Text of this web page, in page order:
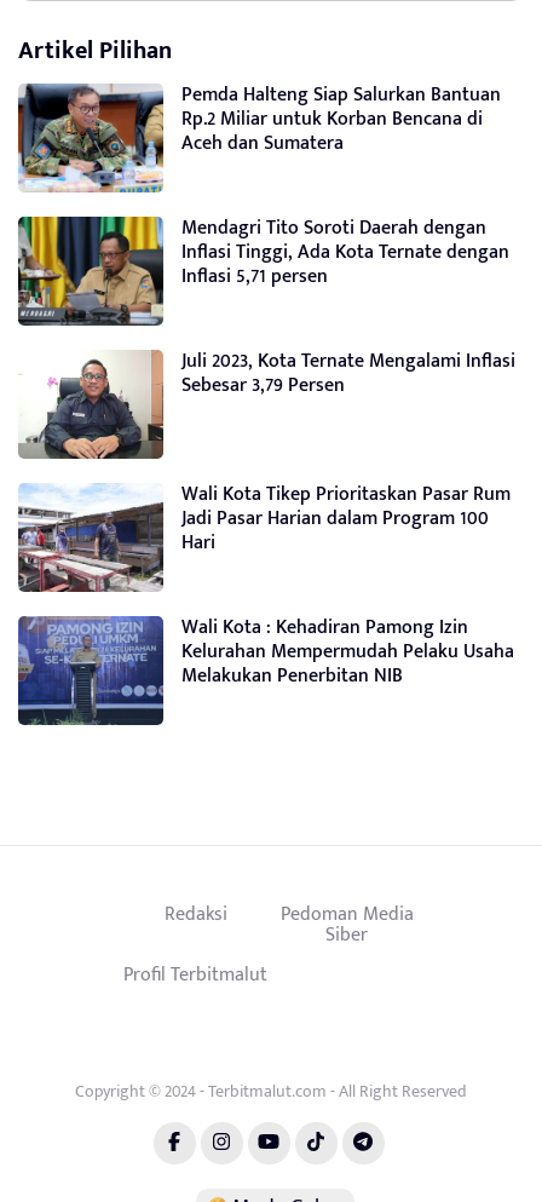
Artikel Pilihan
Pemda Halteng Siap Salurkan Bantuan
Rp.2 Miliar untuk Korban Bencana di
Aceh dan Sumatera
Mendagri Tito Soroti Daerah dengan
Inflasi Tinggi, Ada Kota Ternate dengan
Inflasi 5,71 persen
Juli 2023, Kota Ternate Mengalami Inflasi
Sebesar 3,79 Persen
Wali Kota Tikep Prioritaskan Pasar Rum
Jadi Pasar Harian dalam Program 100
Hari
Wali Kota : Kehadiran Pamong Izin
Kelurahan Mempermudah Pelaku Usaha
Melakukan Penerbitan NIB
Redaksi Pedoman Media
Siber
Profil Terbitmalut
Copyright © 2024 - Terbitmalut.com - All Right Reserved